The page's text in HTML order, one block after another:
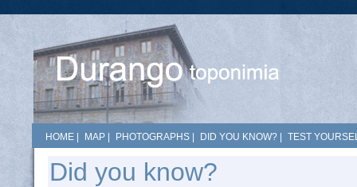
HOME MAP PHOTOGRAPHS DID YOU KNOW? TEST
Did you know?